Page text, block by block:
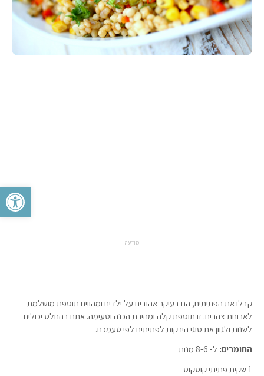
פתח
מודעה
קבלו את הפתיתים, הם בעיקר אהובים על ילדים ומהווים תוספת מושלמת
לארוחת צהרים. זו תוספת קלה ומהירת הכנה וטעימה. אתם בהחלט יכולים
לשנות ולגוון את סוגי הירקות לפתיתים לפי טעמכם.
החומרים: ל- 8-6 מנות
1 שקית פתיתי קוסקוס